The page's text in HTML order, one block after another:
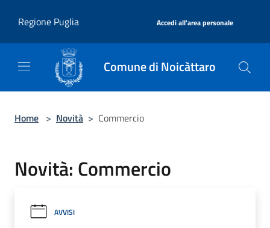
Regione Puglia
Accedi all'area personale
Comune di Noicàttaro
Home > Novità > Commercio
Novità: Commercio
AVVISI